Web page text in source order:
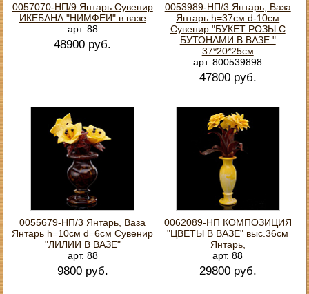
0057070-НП/9 Янтарь Сувенир
ИКЕБАНА "НИМФЕИ" в вазе
арт. 88
48900 руб.
0053989-НП/3 Янтарь, Ваза
Янтарь h=37см d-10см
Сувенир "БУКЕТ РОЗЫ С
БУТОНАМИ В ВАЗЕ "
37*20*25см
арт. 800539898
47800 руб.
0055679-НП/3 Янтарь, Ваза
Янтарь h=10см d=6см Сувенир
"ЛИЛИИ В ВАЗЕ"
арт. 88
9800 руб.
0062089-НП КОМПОЗИЦИЯ
"ЦВЕТЫ В ВАЗЕ" выс.36см
Янтарь,
арт. 88
29800 руб.